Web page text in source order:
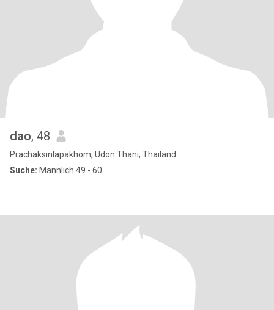
dao, 48
Prachaksinlapakhom, Udon Thani, Thailand
Suche: Männlich 49 - 60